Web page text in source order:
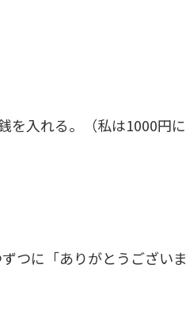
を入れる。（私は1000円に
つに「ありがとうございま